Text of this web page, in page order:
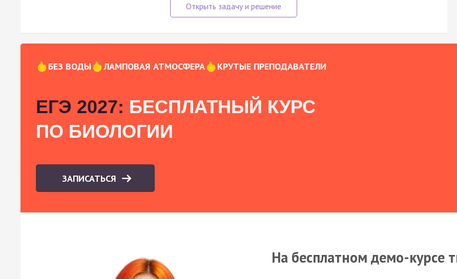
БЕЗ ВОДЫ ЛАМПОВАЯ АТМОСФЕРА КРУТЫЕ ПРЕПОДАВАТЕЛИ
ЕГЭ 2027: БЕСПЛАТНЫЙ КУРС
ПО БИОЛОГИИ
ЗАПИСАТЬСЯ
На бесплатном демо-курсе